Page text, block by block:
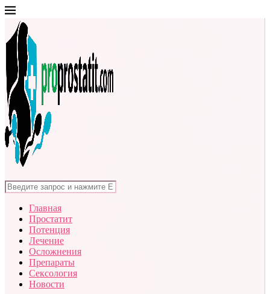
Главная
Простатит
Потенция
Лечение
Осложнения
Препараты
Сексология
Новости